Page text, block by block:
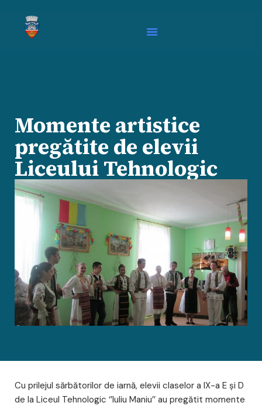
Momente artistice
pregătite de elevii
Liceului Tehnologic
Cu prilejul sărbătorilor de iarnă, elevii claselor a IX-a E şi D
de la Liceul Tehnologic ‘’Iuliu Maniu’’ au pregătit momente